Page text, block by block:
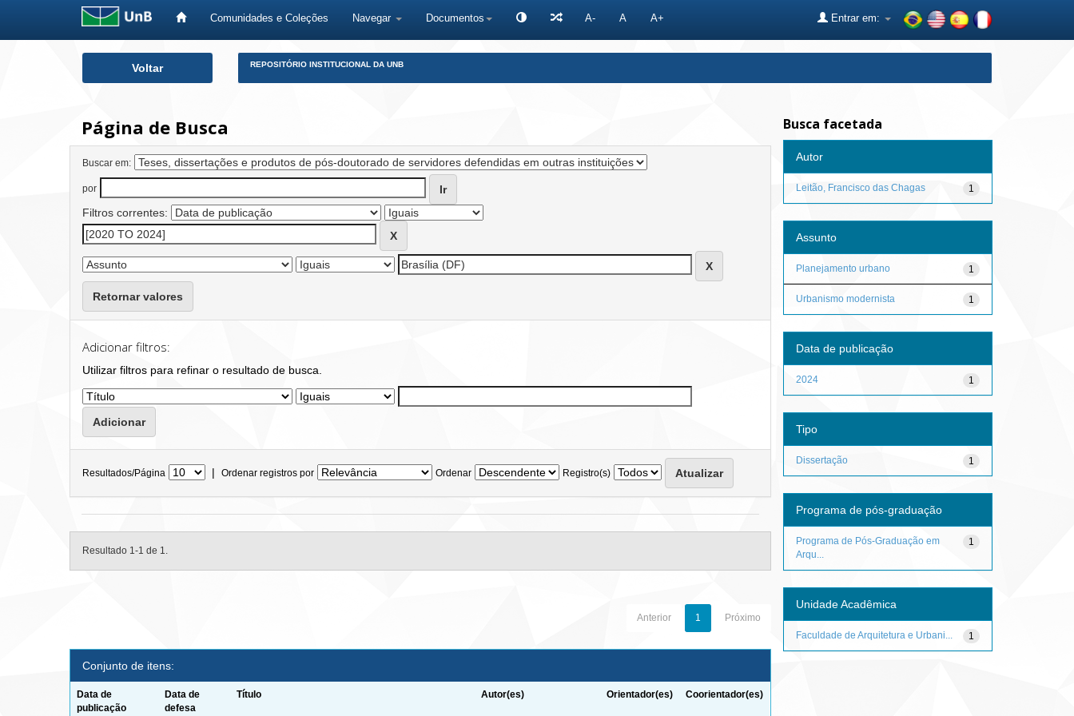
Comunidades e Coleções Navegar Documentos A- A A+ Entrar em:
Voltar REPOSITÓRIO INSTITUCIONAL DA UNB
Página de Busca
Buscar em:
por
Filtros correntes:
Retornar valores
Adicionar filtros:
Utilizar filtros para refinar o resultado de busca.
Resultados/Página | Ordenar registros por Ordenar Registro(s)
Resultado 1-1 de 1.
Anterior 1 Próximo
Conjunto de itens:
Data de
publicação
Data de
defesa
Título Autor(es) Orientador(es) Coorientador(es)
Busca facetada
Autor
1
Leitão, Francisco das Chagas
Assunto
1
Planejamento urbano
1
Urbanismo modernista
Data de publicação
1
2024
Tipo
1
Dissertação
Programa de pós-graduação
1
Programa de Pós-Graduação em
Arqu...
Unidade Acadêmica
1
Faculdade de Arquitetura e Urbani...